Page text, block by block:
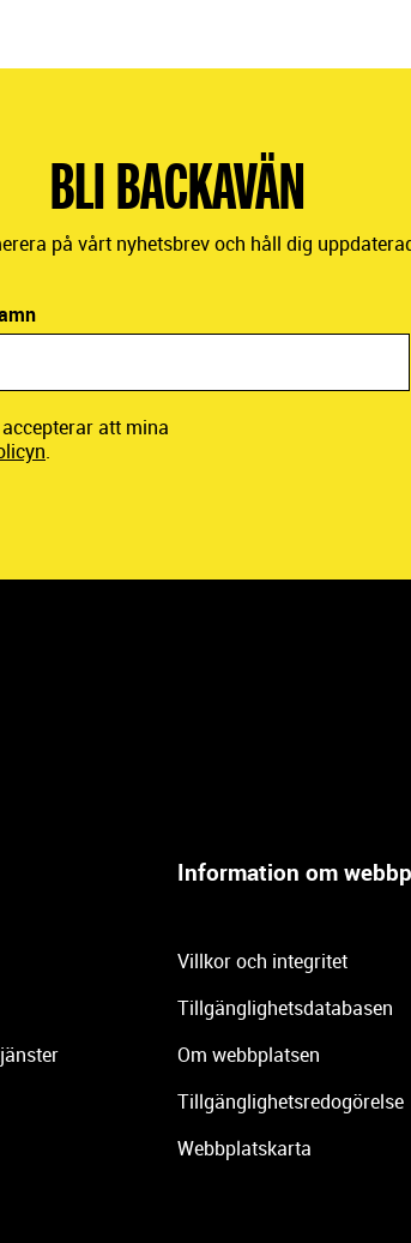
BLI BACKAVÄN
på vårt nyhetsbrev och håll dig
att mina
.
Information om
Villkor och integritet
Tillgänglighetsdatabasen
Om webbplatsen
Tillgänglighetsredogörelse
Webbplatskarta